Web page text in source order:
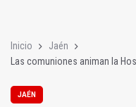
Inicio
Jaén
Las comuniones animan la
JAÉN